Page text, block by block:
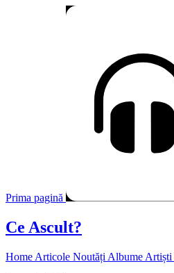
Prima pagină
Ce Ascult?
Home Articole Noutăți Albume Artiști